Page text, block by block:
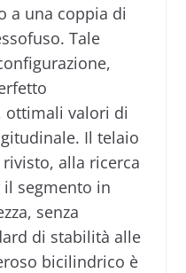
a una coppia di
Tale
ottimali valori di
Il telaio
alla ricerca
segmento in
senza
di stabilità alle
bicilindrico è